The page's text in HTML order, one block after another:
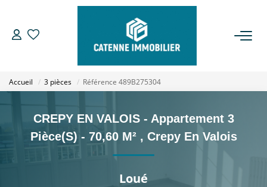
LOUER
ESTIMER
Accueil 3 pièces Référence 489B275304
CREPY EN VALOIS - Appartement 3
Pièce(s) - 70,60 M² , Crepy En Valois
Loué